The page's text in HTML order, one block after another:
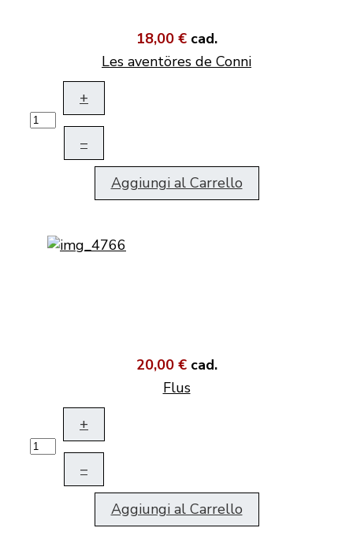
18,00 € cad.
Les aventöres de Conni
+
–
Aggiungi al Carrello
20,00 € cad.
Flus
+
–
Aggiungi al Carrello